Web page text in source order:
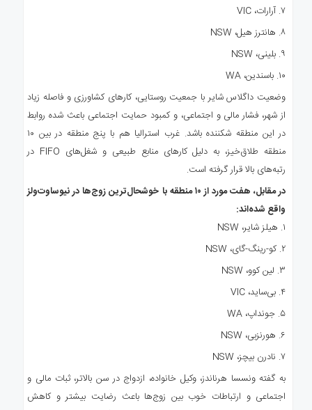
۷. آرارات، VIC
۸. هانترز هیل، NSW
۹. بلینی، NSW
۱۰. باسندین، WA
وضعیت داگلاس شایر با جمعیت روستایی، کارهای کشاورزی و فاصله زیاد
از شهر، فشار مالی و اجتماعی، و کمبود حمایت اجتماعی باعث شده روابط
در این منطقه شکننده باشد. غرب استرالیا هم با پنج منطقه در بین ۱۰
منطقه طلاق‌خیز، به دلیل کارهای منابع طبیعی و شغل‌های FIFO در
رتبه‌های بالا قرار گرفته است.
در مقابل، هفت مورد از ۱۰ منطقه با خوشحال‌ترین زوج‌ها در نیوساوت‌ولز
واقع شده‌اند:
۱. هیلز شایر، NSW
۲. کو-رینگ-گای، NSW
۳. لین کوو، NSW
۴. بی‌ساید، VIC
۵. جونداپ، WA
۶. هورنزبی، NSW
۷. نادرن بیچز، NSW
به گفته ونسسا هرناندز، وکیل خانواده، ازدواج در سن بالاتر، ثبات مالی و
اجتماعی و ارتباطات خوب بین زوج‌ها باعث رضایت بیشتر و کاهش